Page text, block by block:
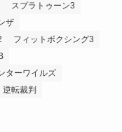
スプラトゥーン3
ザ
フィットボクシング3
ターワイルズ
逆転裁判